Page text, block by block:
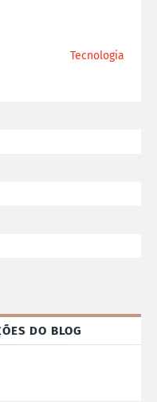
Tecnologia
DO BLOG